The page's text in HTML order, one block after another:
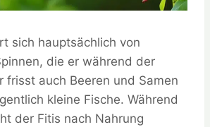
sich hauptsächlich von
die er während der
frisst auch Beeren und Samen
kleine Fische. Während
der Fitis nach Nahrung